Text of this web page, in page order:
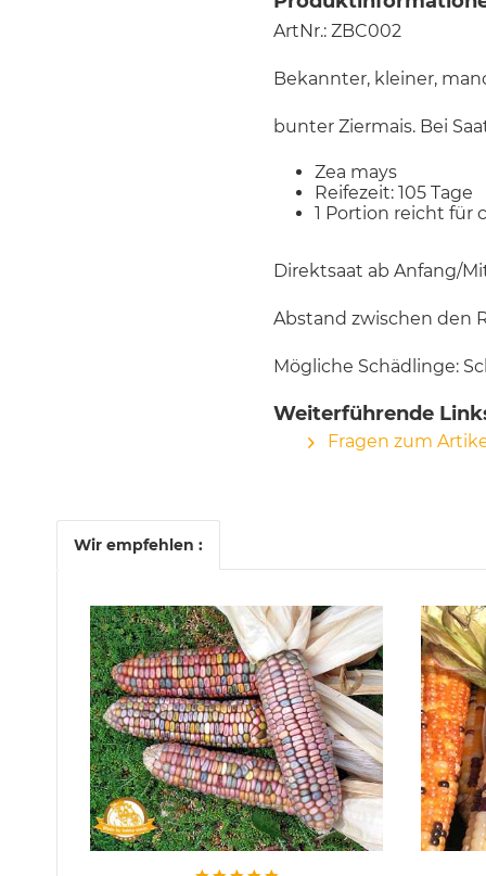
ArtNr.: ZBC002
Bekannter, kleiner,
bunter Ziermais. Bei
Zea mays
Reifezeit: 105 Tage
1 Portion reicht für
Direktsaat ab Anfang/
Abstand zwischen den
Mögliche Schädlinge:
Weiterführende
Fragen zum
Wir empfehlen :